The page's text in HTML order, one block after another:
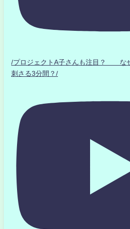
/プロジェクトA子さんも注目？ な
刺さる3分間？/